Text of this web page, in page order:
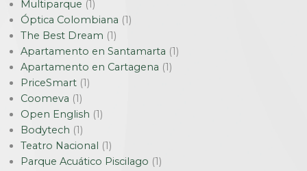
Multiparque (1)
Óptica Colombiana (1)
The Best Dream (1)
Apartamento en Santamarta (1)
Apartamento en Cartagena (1)
PriceSmart (1)
Coomeva (1)
Open English (1)
Bodytech (1)
Teatro Nacional (1)
Parque Acuático Piscilago (1)